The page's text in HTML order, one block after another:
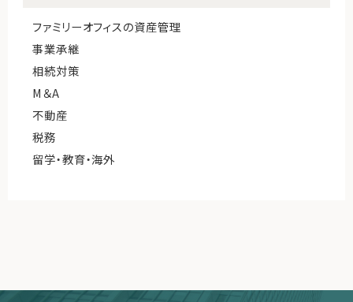
ファミリーオフィスの資産管理
事業承継
相続対策
M＆A
不動産
税務
留学・教育・海外